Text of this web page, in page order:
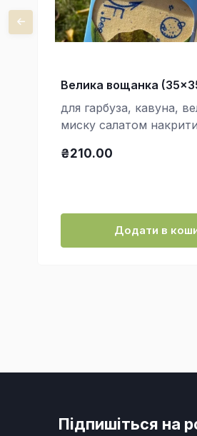
Велика вощанка
для гарбуза, кавуна,
миску салатом накрити
₴210.00
Додати в
Підпишіться на